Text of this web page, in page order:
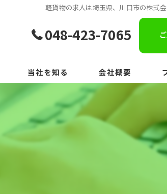
軽貨物の求人は埼玉県、川口市の株式
048-423-7065
当社を知る 会社概要